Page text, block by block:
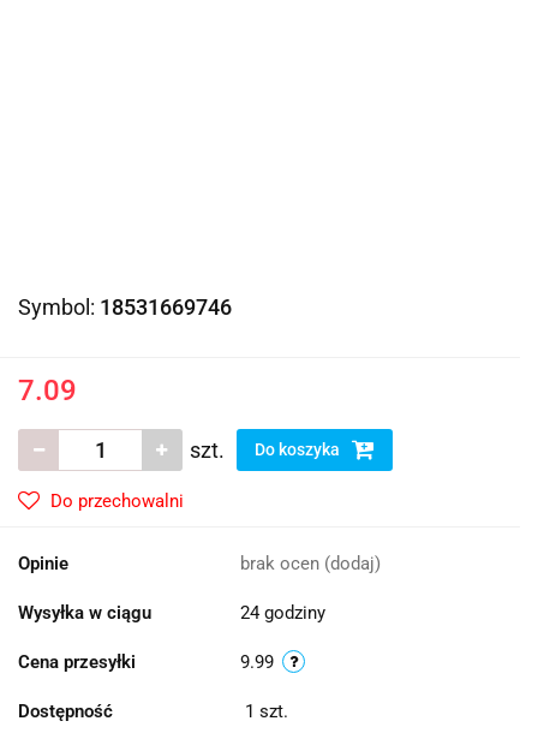
Symbol: 18531669746
7.09
szt. Do koszyka
Do przechowalni
Opinie brak ocen (dodaj)
Wysyłka w ciągu 24 godziny
Cena przesyłki 9.99
Dostępność 1 szt.